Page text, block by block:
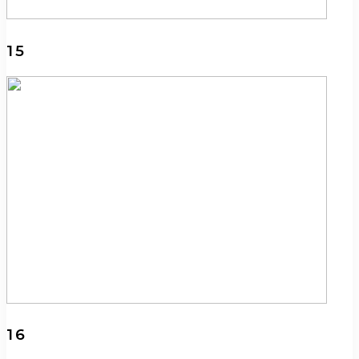
15
16